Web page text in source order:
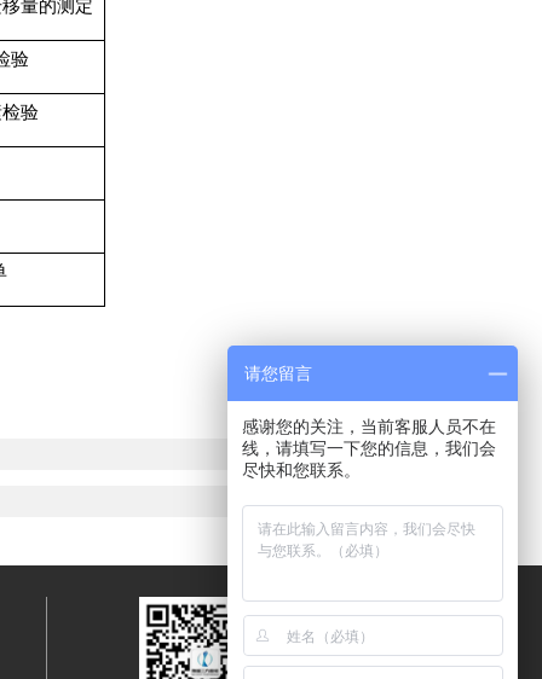
量的测定
验
验
请您留言
感谢您的关注，当前客服人员不在
线，请填写一下您的信息，我们会
尽快和您联系。